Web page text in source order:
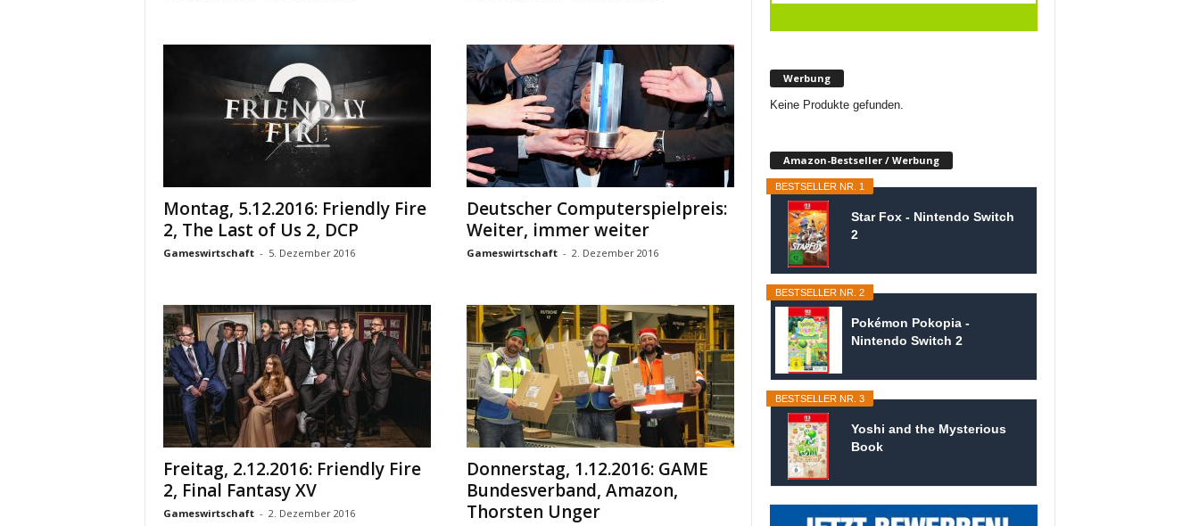
Montag, 5.12.2016: Friendly Fire
2, The Last of Us 2, DCP
Gameswirtschaft - 5. Dezember 2016
Deutscher Computerspielpreis:
Weiter, immer weiter
Gameswirtschaft - 2. Dezember 2016
Freitag, 2.12.2016: Friendly Fire
2, Final Fantasy XV
Gameswirtschaft - 2. Dezember 2016
Donnerstag, 1.12.2016: GAME
Bundesverband, Amazon,
Thorsten Unger
Werbung
Keine Produkte gefunden.
Amazon-Bestseller / Werbung
BESTSELLER NR. 1
Star Fox - Nintendo Switch
2
BESTSELLER NR. 2
Pokémon Pokopia -
Nintendo Switch 2
BESTSELLER NR. 3
Yoshi and the Mysterious
Book